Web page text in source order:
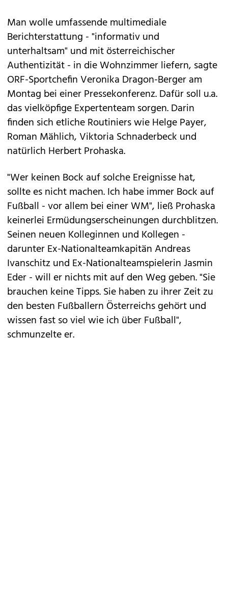
Man wolle umfassende multimediale
Berichterstattung - "informativ und
unterhaltsam" und mit österreichischer
Authentizität - in die Wohnzimmer liefern, sagte
ORF-Sportchefin Veronika Dragon-Berger am
Montag bei einer Pressekonferenz. Dafür soll u.a.
das vielköpfige Expertenteam sorgen. Darin
finden sich etliche Routiniers wie Helge Payer,
Roman Mählich, Viktoria Schnaderbeck und
natürlich Herbert Prohaska.
"Wer keinen Bock auf solche Ereignisse hat,
sollte es nicht machen. Ich habe immer Bock auf
Fußball - vor allem bei einer WM", ließ Prohaska
keinerlei Ermüdungserscheinungen durchblitzen.
Seinen neuen Kolleginnen und Kollegen -
darunter Ex-Nationalteamkapitän Andreas
Ivanschitz und Ex-Nationalteamspielerin Jasmin
Eder - will er nichts mit auf den Weg geben. "Sie
brauchen keine Tipps. Sie haben zu ihrer Zeit zu
den besten Fußballern Österreichs gehört und
wissen fast so viel wie ich über Fußball",
schmunzelte er.